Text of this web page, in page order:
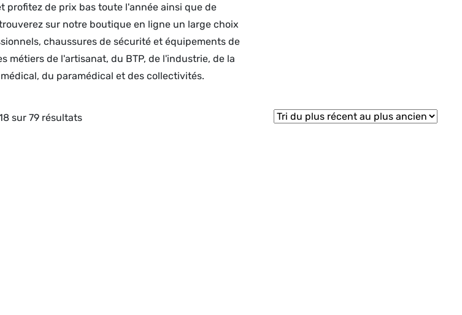
profitez de prix bas toute l'année ainsi que de
sur notre boutique en ligne un large choix
chaussures de sécurité et équipements de
métiers de l'artisanat, du BTP, de l'industrie, de la
du paramédical et des collectivités.
sur 79 résultatsTrié